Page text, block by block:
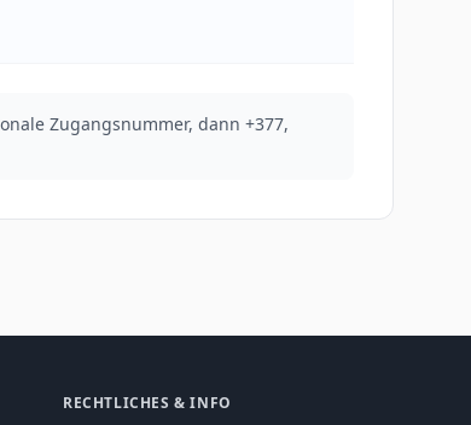
Zugangsnummer, dann +377,
RECHTLICHES & INFO